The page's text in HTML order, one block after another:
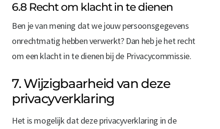
6.8 Recht om klacht in te dienen
Ben je van mening dat we jouw persoonsgegevens
onrechtmatig hebben verwerkt? Dan heb je het recht
om een klacht in te dienen bij de Privacycommissie.
7. Wijzigbaarheid van deze
privacyverklaring
Het is mogelijk dat deze privacyverklaring in de